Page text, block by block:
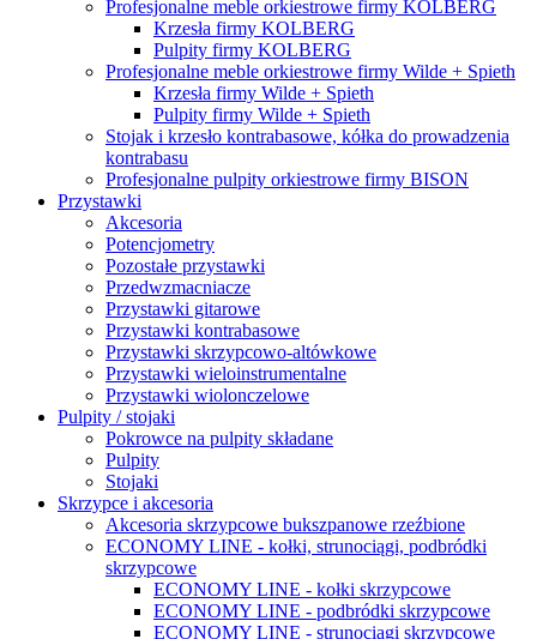
Profesjonalne meble orkiestrowe firmy KOLBERG
Krzesła firmy KOLBERG
Pulpity firmy KOLBERG
Profesjonalne meble orkiestrowe firmy Wilde + Spieth
Krzesła firmy Wilde + Spieth
Pulpity firmy Wilde + Spieth
Stojak i krzesło kontrabasowe, kółka do prowadzenia
kontrabasu
Profesjonalne pulpity orkiestrowe firmy BISON
Przystawki
Akcesoria
Potencjometry
Pozostałe przystawki
Przedwzmacniacze
Przystawki gitarowe
Przystawki kontrabasowe
Przystawki skrzypcowo-altówkowe
Przystawki wieloinstrumentalne
Przystawki wiolonczelowe
Pulpity / stojaki
Pokrowce na pulpity składane
Pulpity
Stojaki
Skrzypce i akcesoria
Akcesoria skrzypcowe bukszpanowe rzeźbione
ECONOMY LINE - kołki, strunociągi, podbródki
skrzypcowe
ECONOMY LINE - kołki skrzypcowe
ECONOMY LINE - podbródki skrzypcowe
ECONOMY LINE - strunociągi skrzypcowe